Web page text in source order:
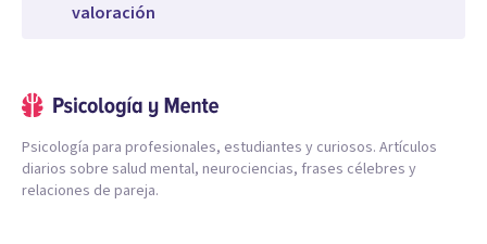
valoración
Psicología para profesionales, estudiantes y curiosos. Artículos
diarios sobre salud mental, neurociencias, frases célebres y
relaciones de pareja.